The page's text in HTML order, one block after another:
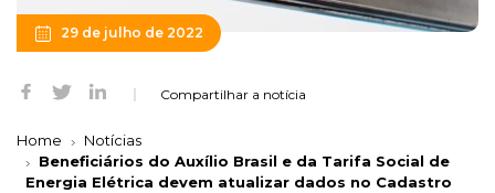
29 de julho de 2022
Compartilhar a notícia
Home
Notícias
Beneficiários do Auxílio Brasil e da Tarifa Social de
Energia Elétrica devem atualizar dados no Cadastro